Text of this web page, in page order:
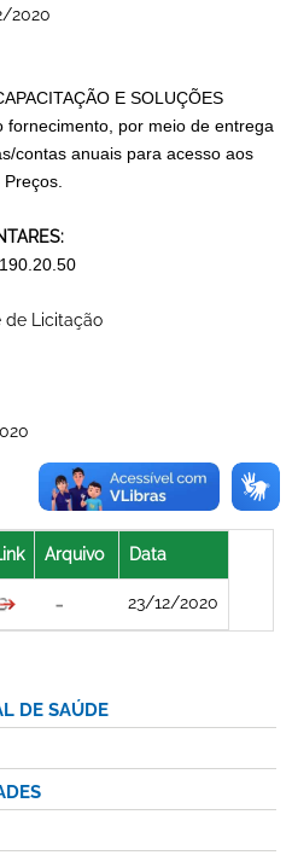
2020
E SOLUÇÕES
fornecimento, por meio de entrega
contas anuais para acesso aos
de Licitação
Arquivo Data
23/12/2020
DE SAÚDE